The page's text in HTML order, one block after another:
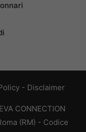
- Disclaimer
CONNECTION
(RM) - Codice